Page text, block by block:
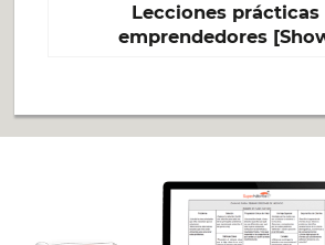
Lecciones prácticas
emprendedores